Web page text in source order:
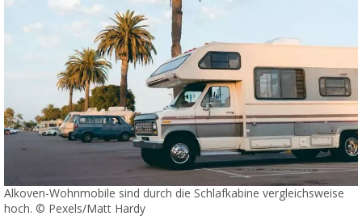
Alkoven-Wohnmobile sind durch die Schlafkabine vergleichsweise
hoch. © Pexels/Matt Hardy